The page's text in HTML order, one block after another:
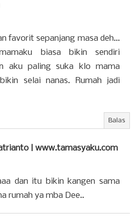
favorit sepanjang masa deh...
biasa bikin sendiri
aku paling suka klo mama
selai nanas. Rumah jadi
Balas
| www.tamasyaku.com
dan itu bikin kangen sama
rumah ya mba Dee..